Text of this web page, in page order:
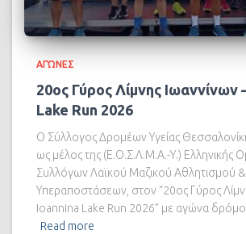
ΑΓΏΝΕΣ
20ος Γύρος Λίμνης Ιωαννίνων
Lake Run 2026
Ο Σύλλογος Δρομέων Υγείας
ως μέλος της (Ε.Ο.Σ.Λ.Μ.Α.-Υ.) Ελληνικής
Συλλόγων Λαϊκού Μαζικού Αθλητισμού &
Υπεραποστάσεων, στον “20ος Γύρος
Ioannina Lake Run 2026” με αγώνα
Read more